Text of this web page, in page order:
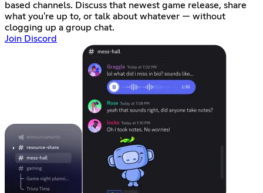
based channels. Discuss that newest game release, share
what you're up to, or talk about whatever — without
clogging up a group chat.
Join Discord